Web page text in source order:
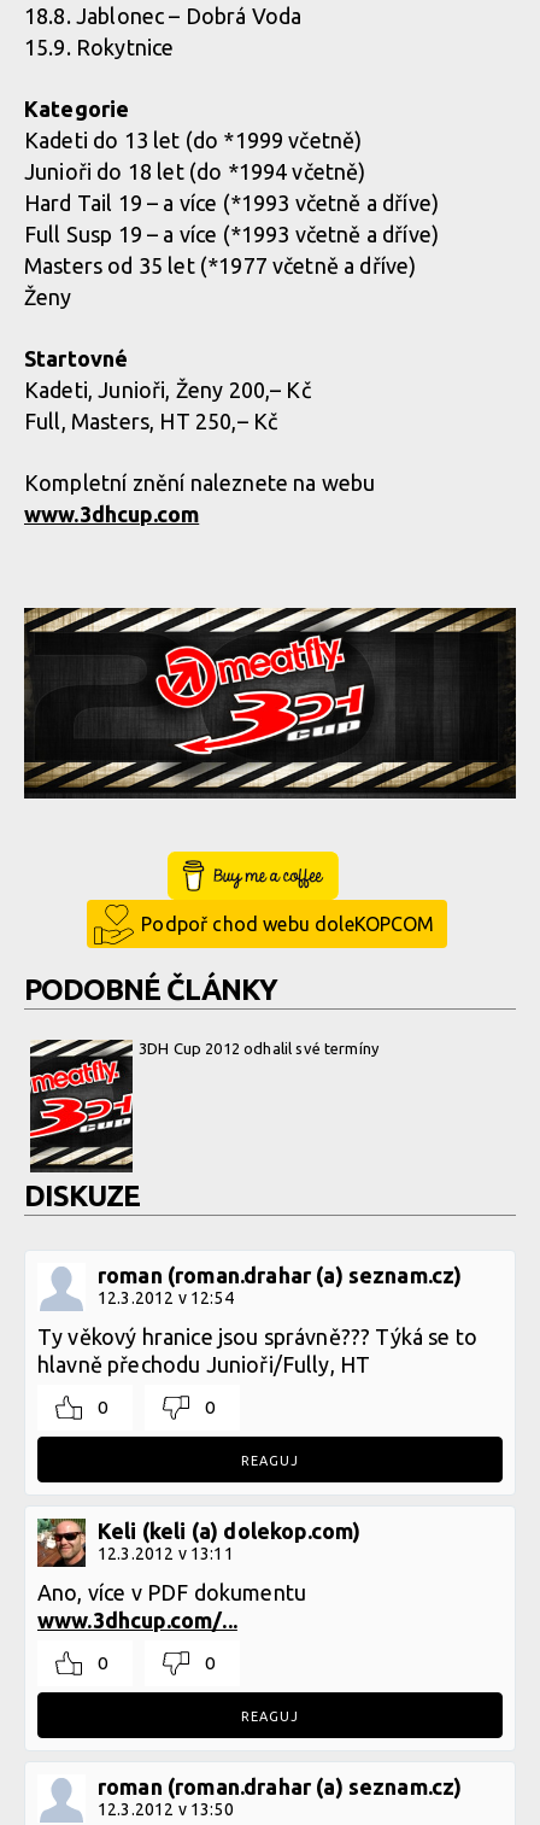
18.8. Jablonec – Dobrá Voda
15.9. Rokytnice
Kategorie
Kadeti do 13 let (do *1999 včetně)
Junioři do 18 let (do *1994 včetně)
Hard Tail 19 – a více (*1993 včetně a dříve)
Full Susp 19 – a více (*1993 včetně a dříve)
Masters od 35 let (*1977 včetně a dříve)
Ženy
Startovné
Kadeti, Junioři, Ženy 200,– Kč
Full, Masters, HT 250,– Kč
Kompletní znění naleznete na webu
www.3dhcup.com
Buy Me a Coffee
Podpoř chod webu doleKOPCOM
PODOBNÉ ČLÁNKY
3DH Cup 2012 odhalil své termíny
DISKUZE
roman (roman.drahar (a) seznam.cz)
12.3.2012 v 12:54
Ty věkový hranice jsou správně??? Týká se to
hlavně přechodu Junioři/Fully, HT
0 0
REAGUJ
Keli (keli (a) dolekop.com)
12.3.2012 v 13:11
Ano, více v PDF dokumentu
www.3dhcup.com/...
0 0
REAGUJ
roman (roman.drahar (a) seznam.cz)
12.3.2012 v 13:50